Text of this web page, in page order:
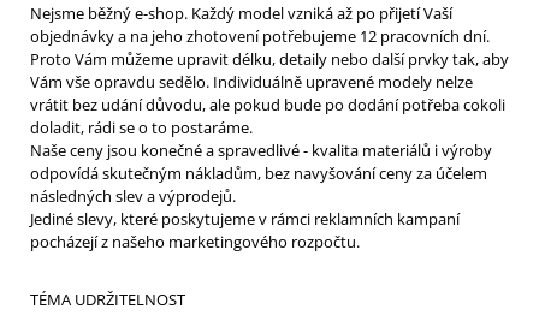
Nejsme běžný e-shop. Každý model vzniká až po přijetí Vaší
objednávky a na jeho zhotovení potřebujeme 12 pracovních dní.
Proto Vám můžeme upravit délku, detaily nebo další prvky tak, aby
Vám vše opravdu sedělo. Individuálně upravené modely nelze
vrátit bez udání důvodu, ale pokud bude po dodání potřeba cokoli
doladit, rádi se o to postaráme.
Naše ceny jsou konečné a spravedlivé - kvalita materiálů i výroby
odpovídá skutečným nákladům, bez navyšování ceny za účelem
následných slev a výprodejů.
Jediné slevy, které poskytujeme v rámci reklamních kampaní
pocházejí z našeho marketingového rozpočtu.
TÉMA UDRŽITELNOST